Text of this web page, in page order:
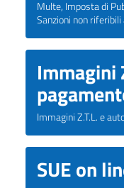
Multe, Imposta di
Sanzioni non
Immagini
Immagini Z.T.L. e
SUE on